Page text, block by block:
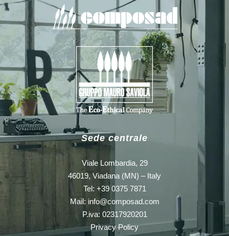
Sede centrale
Viale Lombardia, 29
46019, Viadana (MN) – Italy
Tel: +39 0375 7871
Mail: info@composad.com
P.iva: 02317920201
Privacy Policy